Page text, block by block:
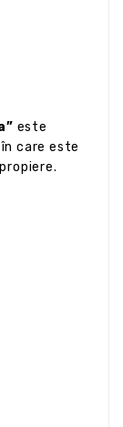
este
care este